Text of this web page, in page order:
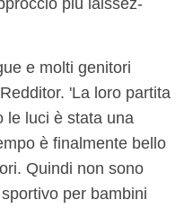
più laissez-
e molti genitori
'La loro partita
le luci è stata una
è finalmente bello
Quindi non sono
per bambini